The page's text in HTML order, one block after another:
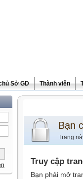
Sở GD Thành viên
Bạn
Trang
Truy cập
Bạn phải mở